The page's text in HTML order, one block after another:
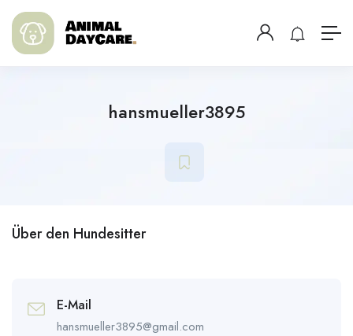
hansmueller3895
Über den Hundesitter
E-Mail
hansmueller3895@gmail.com